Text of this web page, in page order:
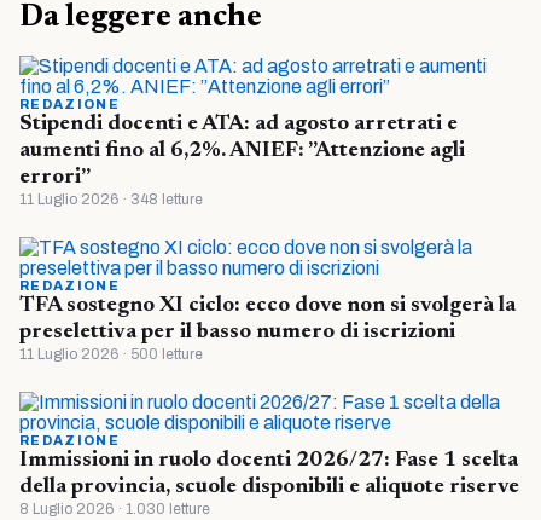
Da leggere anche
REDAZIONE
Stipendi docenti e ATA: ad agosto arretrati e
aumenti fino al 6,2%. ANIEF: ”Attenzione agli
errori”
11 Luglio 2026 · 348 letture
REDAZIONE
TFA sostegno XI ciclo: ecco dove non si svolgerà la
preselettiva per il basso numero di iscrizioni
11 Luglio 2026 · 500 letture
REDAZIONE
Immissioni in ruolo docenti 2026/27: Fase 1 scelta
della provincia, scuole disponibili e aliquote riserve
8 Luglio 2026 · 1.030 letture